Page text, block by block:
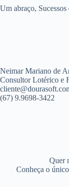
Um abraço,
Neimar Mariano de
Consultor Lotérico e
(67) 9.9698-3422
Quer
Conheça o